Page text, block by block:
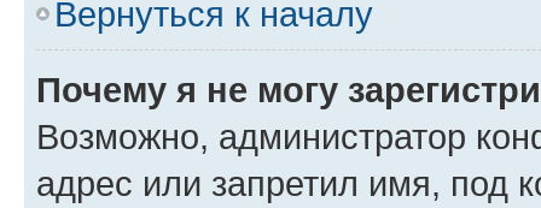
Вернуться к началу
Почему я не могу
Возможно, администратор
адрес или запретил имя, под